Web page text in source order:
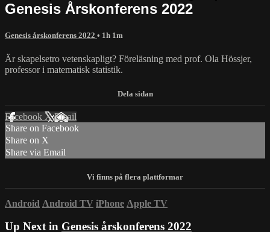
Genesis Årskonferens 2022
Genesis årskonferens 2022 • 1h 1m
Är skapelsetro vetenskapligt? Föreläsning med prof. Ola Hössjer,
professor i matematisk statistik.
Facebook XEmail
Share on Facebook
Share on X
Share via Email
Android Android TV iPhone Apple TV
Up Next in Genesis årskonferens 2022